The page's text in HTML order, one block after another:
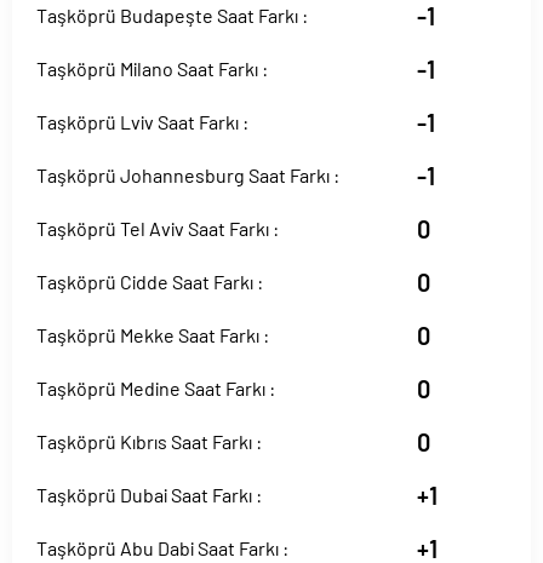
Taşköprü Budapeşte Saat Farkı : -1
Taşköprü Milano Saat Farkı : -1
Taşköprü Lviv Saat Farkı : -1
Taşköprü Johannesburg Saat Farkı : -1
Taşköprü Tel Aviv Saat Farkı : 0
Taşköprü Cidde Saat Farkı : 0
Taşköprü Mekke Saat Farkı : 0
Taşköprü Medine Saat Farkı : 0
Taşköprü Kıbrıs Saat Farkı : 0
Taşköprü Dubai Saat Farkı : +1
Taşköprü Abu Dabi Saat Farkı : +1